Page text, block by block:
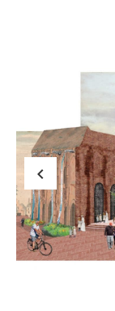
keyboard_arrow_left